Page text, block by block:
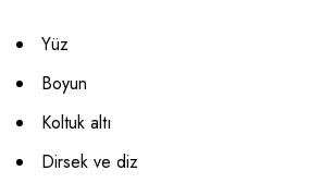
Yüz
Boyun
Koltuk altı
Dirsek ve diz